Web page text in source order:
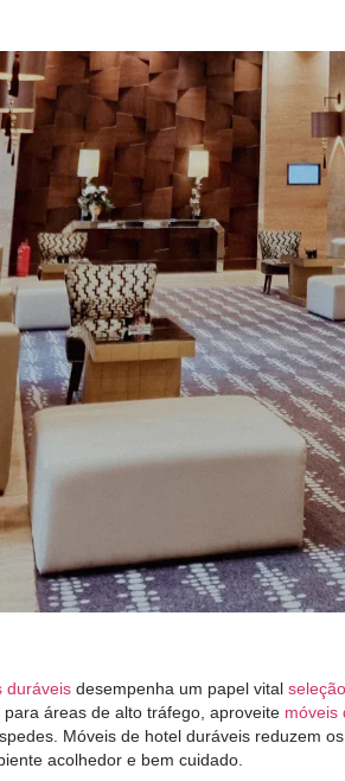
duráveis desempenha um papel vital
para áreas de alto tráfego, aproveite móveis
Móveis de hotel duráveis ​​reduzem
acolhedor e bem cuidado.